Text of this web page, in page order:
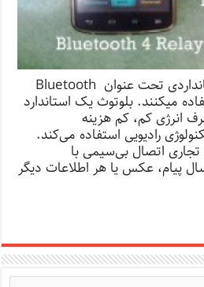
ماژول های بلوتوث از استانداردی تحت عنوان Bluetooth
میکنند. بلوتوث یک استاندارد
انرژی کم، کم هزینه
رادیویی استفاده می‌کند.
تجاری اتصال بی‌سیمی با
پیام، عکس یا هر اطلاعات دیگر